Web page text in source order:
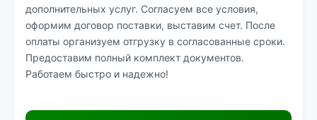
дополнительных услуг. Согласуем все условия,
оформим договор поставки, выставим счет. После
оплаты организуем отгрузку в согласованные сроки.
Предоставим полный комплект документов.
Работаем быстро и надежно!